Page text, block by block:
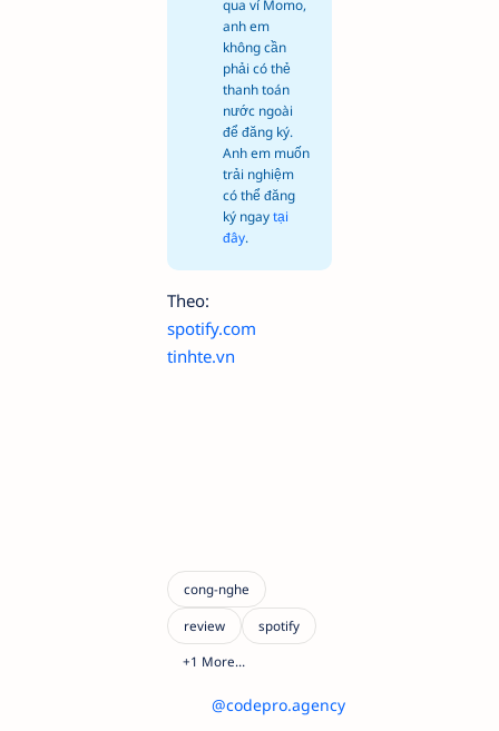
qua ví Momo,
anh em
không cần
phải có thẻ
thanh toán
nước ngoài
để đăng ký.
Anh em muốn
trải nghiệm
có thể đăng
ký ngaytại
đây.
Theo:
spotify.com
tinhte.vn
@codepro.agency